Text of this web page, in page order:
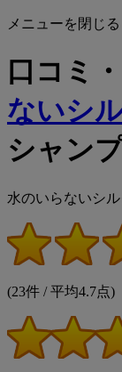
メニューを閉じる
口コミ
ないシ
シャン
水のいらないシ
(23件 / 平均4.7点)